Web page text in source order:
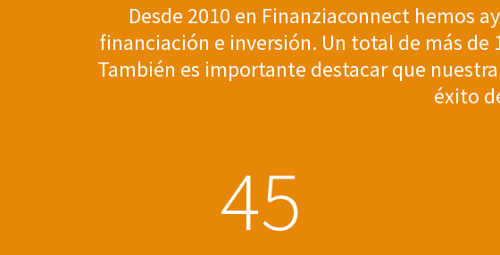
Desde 2010 en Finanziaconnect hemos
financiación e inversión. Un total de más
También es importante destacar que
éxito
45